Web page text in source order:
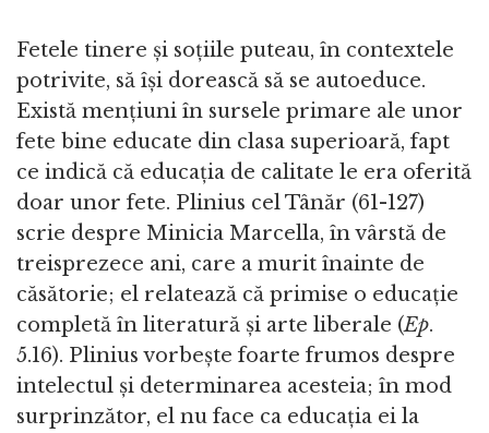
Fetele tinere și soțiile puteau, în contextele
potrivite, să își dorească să se autoeduce.
Există mențiuni în sursele primare ale unor
fete bine educate din clasa superioară, fapt
ce indică că educația de calitate le era oferită
doar unor fete. Plinius cel Tânăr (61-127)
scrie despre Minicia Marcella, în vârstă de
treisprezece ani, care a murit înainte de
căsătorie; el relatează că primise o educație
completă în literatură și arte liberale (Ep.
5.16). Plinius vorbește foarte frumos despre
intelectul și determinarea acesteia; în mod
surprinzător, el nu face ca educația ei la